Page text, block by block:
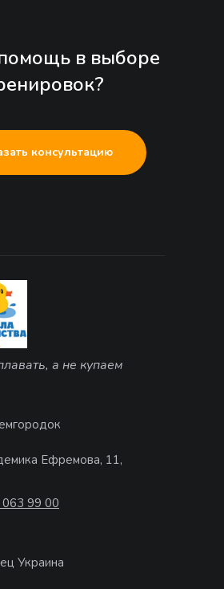
в выборе
консультацию
а не купаем
Ефремова, 11,
99 00
Украина